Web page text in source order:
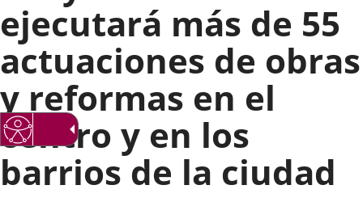
ejecutará más de 55
actuaciones de obras
y reformas en el
centro y en los
barrios de la ciudad